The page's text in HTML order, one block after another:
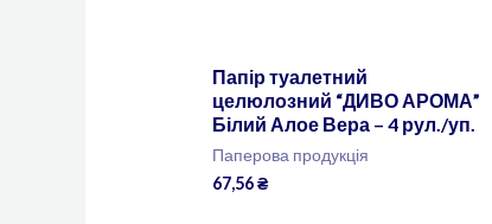
Папір туалетний
целюлозний “ДИВО АРОМА”
Білий Алое Вера – 4 рул./уп.
Паперова продукція
67,56₴